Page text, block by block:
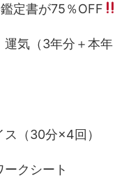
定書が75％OFF
気（3年分＋本年
（30分×4回）
クシート